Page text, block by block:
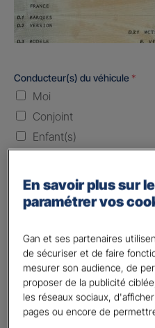
Conducteur(s) du véhicule *
Moi
Conjoint
Enfant(s)
Laissez vide ou indiquez la date envisagez
Vos informations :
Etes-vous déjà client Gan
Oui
Non
En savoir plus sur
paramétrer vos
Gan et ses partenaires
de sécuriser et de faire
mesurer son audience, de
proposer de la publicité
les réseaux sociaux,
pages ou encore de